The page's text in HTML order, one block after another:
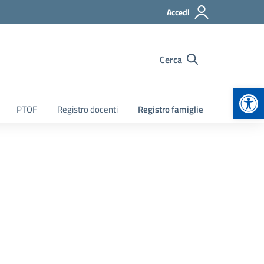
Accedi
Cerca
PTOF Registro docenti Registro famiglie